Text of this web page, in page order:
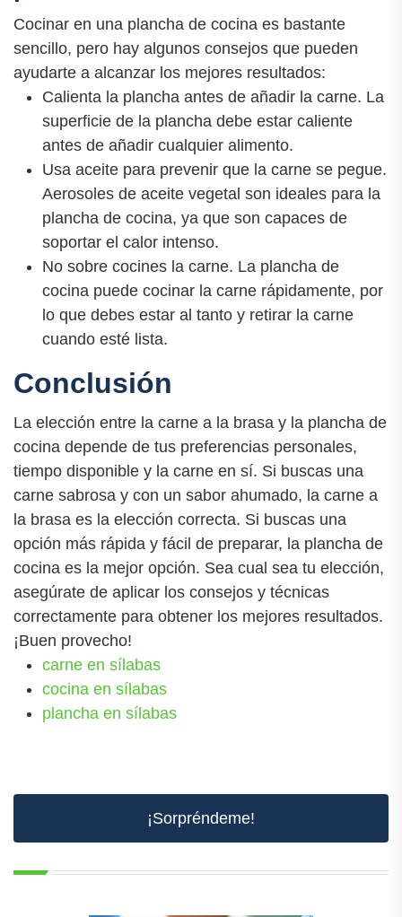
Cocinar en una plancha de cocina es bastante
sencillo, pero hay algunos consejos que pueden
ayudarte a alcanzar los mejores resultados:
Calienta la plancha antes de añadir la carne. La
superficie de la plancha debe estar caliente
antes de añadir cualquier alimento.
Usa aceite para prevenir que la carne se pegue.
Aerosoles de aceite vegetal son ideales para la
plancha de cocina, ya que son capaces de
soportar el calor intenso.
No sobre cocines la carne. La plancha de
cocina puede cocinar la carne rápidamente, por
lo que debes estar al tanto y retirar la carne
cuando esté lista.
Conclusión
La elección entre la carne a la brasa y la plancha de
cocina depende de tus preferencias personales,
tiempo disponible y la carne en sí. Si buscas una
carne sabrosa y con un sabor ahumado, la carne a
la brasa es la elección correcta. Si buscas una
opción más rápida y fácil de preparar, la plancha de
cocina es la mejor opción. Sea cual sea tu elección,
asegúrate de aplicar los consejos y técnicas
correctamente para obtener los mejores resultados.
¡Buen provecho!
carne en sílabas
cocina en sílabas
plancha en sílabas
¡Sorpréndeme!